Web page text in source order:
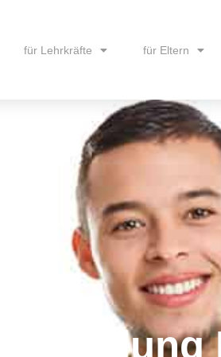
für Lehrkräfte für Eltern